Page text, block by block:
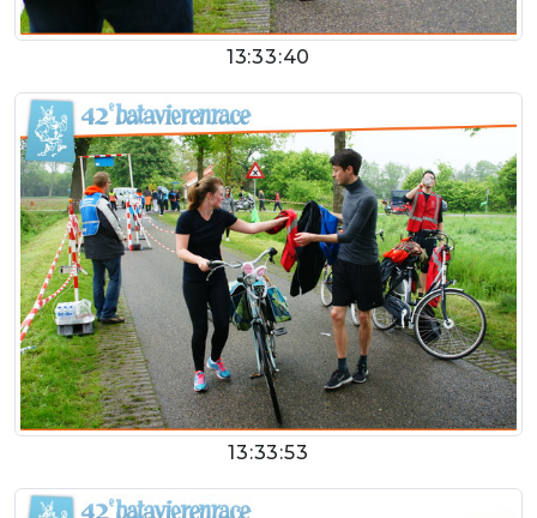
13:33:40
13:33:53